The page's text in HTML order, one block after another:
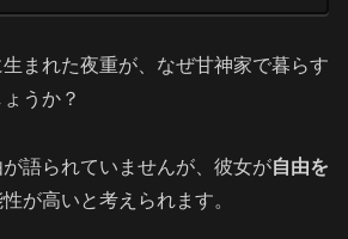
まれた夜重が、なぜ甘神家で暮らす
うか？
語られていませんが、彼女が自由を
が高いと考えられます。